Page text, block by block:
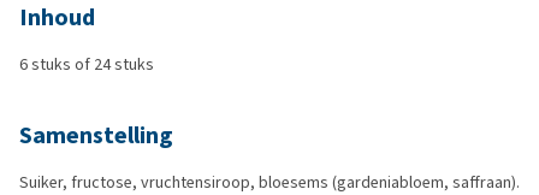
Inhoud
6 stuks of 24 stuks
Samenstelling
Suiker, fructose, vruchtensiroop, bloesems (gardeniabloem, saffraan).